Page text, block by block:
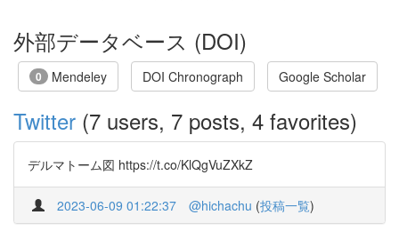
外部データベース (DOI)
0 Mendeley DOI Chronograph Google Scholar
Twitter (7 users, 7 posts, 4 favorites)
デルマトーム図 https://t.co/KlQgVuZXkZ
2023-06-09 01:22:37 @hichachu (投稿一覧)